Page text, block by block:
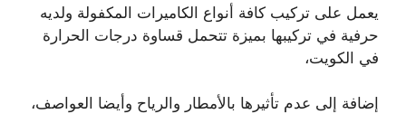
يعمل على تركيب كافة أنواع الكاميرات المكفولة ولديه
حرفية في تركيبها بميزة تتحمل قساوة درجات الحرارة
في الكويت،
إضافة إلى عدم تأثيرها بالأمطار والرياح وأيضا العواصف،